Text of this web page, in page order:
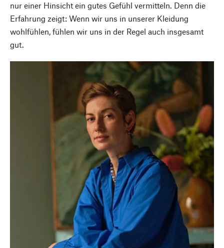
nur einer Hinsicht ein gutes Gefühl vermitteln. Denn die
Erfahrung zeigt: Wenn wir uns in unserer Kleidung
wohlfühlen, fühlen wir uns in der Regel auch insgesamt
gut.